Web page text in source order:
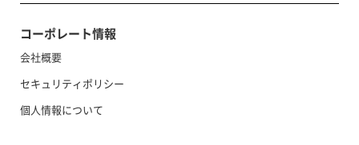
コーポレート情報
会社概要
セキュリティポリシー
個人情報について